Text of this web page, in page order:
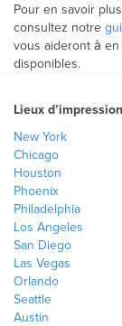
Pour en savoir
consultez notre
vous aideront à
disponibles.
Lieux d’impression
New York
Chicago
Houston
Phoenix
Philadelphia
Los Angeles
San Diego
Las Vegas
Orlando
Seattle
Austin